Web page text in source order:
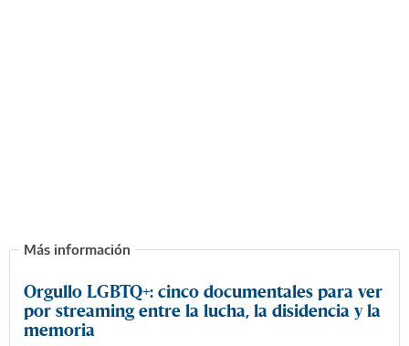
Orgullo LGBTQ+: cinco documentales para ver
por streaming entre la lucha, la disidencia y la
memoria